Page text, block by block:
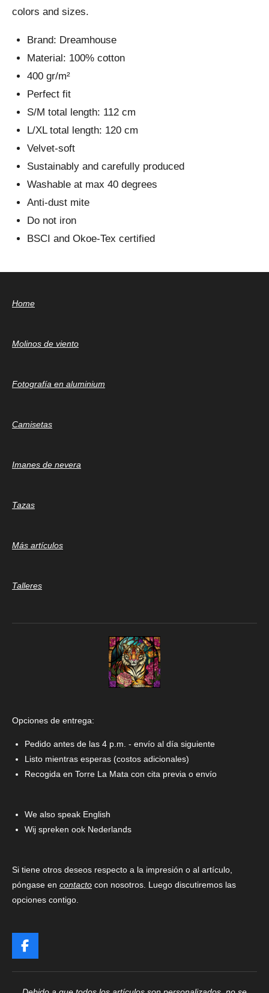
colors and sizes.
Brand: Dreamhouse
Material: 100% cotton
400 gr/m²
Perfect fit
S/M total length: 112 cm
L/XL total length: 120 cm
Velvet-soft
Sustainably and carefully produced
Washable at max 40 degrees
Anti-dust mite
Do not iron
BSCI and Okoe-Tex certified
Home
Molinos de viento
Fotografía en aluminium
Camisetas
Imanes de nevera
Tazas
Más artículos
Talleres
Opciones de entrega:
Pedido antes de las 4 p.m. - envío al día siguiente
Listo mientras esperas (costos adicionales)
Recogida en Torre La Mata con cita previa o envío
We also speak English
Wij spreken ook Nederlands
Si tiene otros deseos respecto a la impresión o al artículo,
póngase en contacto con nosotros. Luego discutiremos las
opciones contigo.
F
a
c
e